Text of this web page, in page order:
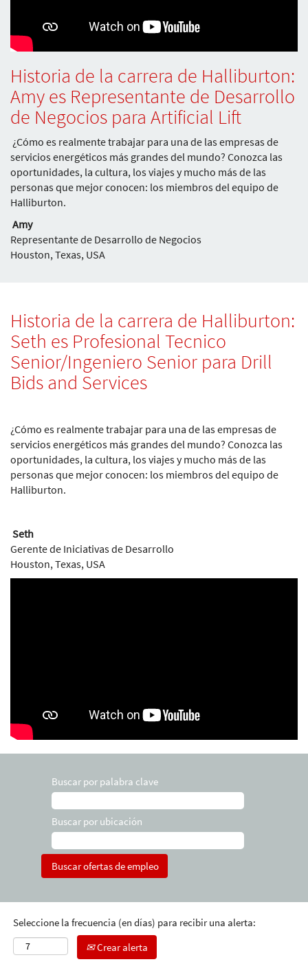
Historia de la carrera de Halliburton:
Amy es Representante de Desarrollo
de Negocios para Artificial Lift
¿Cómo es realmente trabajar para una de las empresas de
servicios energéticos más grandes del mundo? Conozca las
oportunidades, la cultura, los viajes y mucho más de las
personas que mejor conocen: los miembros del equipo de
Halliburton.
Amy
Representante de Desarrollo de Negocios
Houston, Texas, USA
Historia de la carrera de Halliburton:
Seth es Profesional Tecnico
Senior/Ingeniero Senior para Drill
Bids and Services
¿Cómo es realmente trabajar para una de las empresas de
servicios energéticos más grandes del mundo? Conozca las
oportunidades, la cultura, los viajes y mucho más de las
personas que mejor conocen: los miembros del equipo de
Halliburton.
Seth
Gerente de Iniciativas de Desarrollo
Houston, Texas, USA
Buscar por palabra clave
Buscar por ubicación
Seleccione la frecuencia (en días) para recibir una alerta:
Crear alerta